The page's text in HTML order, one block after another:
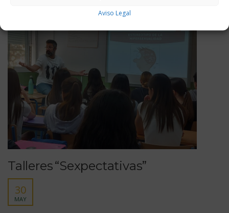
Aviso Legal
Talleres “Sexpectativas”
30
MAY